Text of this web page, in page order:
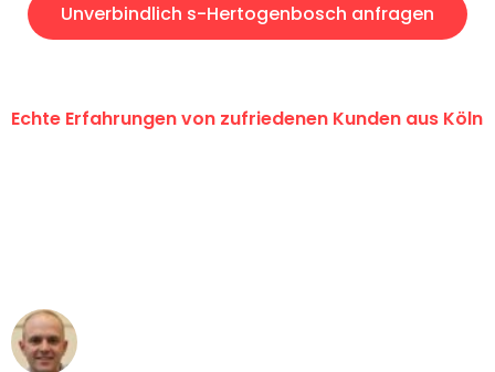
Unverbindlich s-Hertogenbosch anfragen
Echte Erfahrungen von zufriedenen Kunden aus Köln